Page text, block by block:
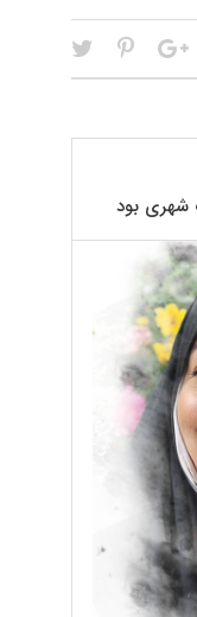
شهری بود‌